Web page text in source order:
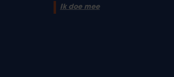
Ik doe mee